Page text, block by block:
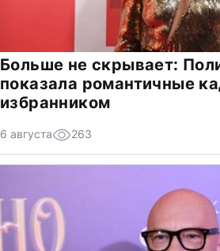
Больше не скрывает:
показала романтичные
избранником
6 августа 263